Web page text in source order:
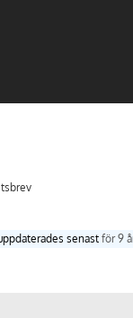
senastför 9